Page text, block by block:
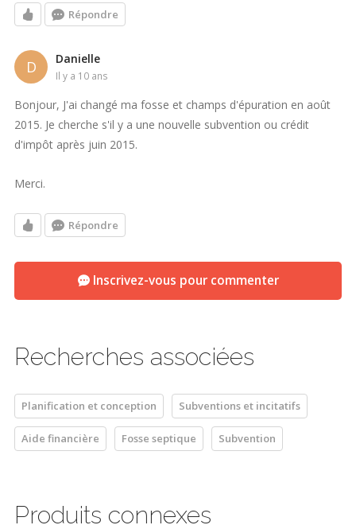
Répondre
D Danielle
il y a 10 ans
Bonjour, J'ai changé ma fosse et champs d'épuration en août
2015. Je cherche s'il y a une nouvelle subvention ou crédit
d'impôt après juin 2015.
Merci.
Répondre
Inscrivez-vous pour commenter
Recherches associées
Planification et conception Subventions et incitatifs
Aide financière Fosse septique Subvention
Produits connexes